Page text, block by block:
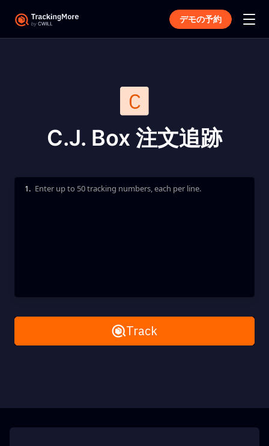
デモの予約
C.J. Box 注文追跡
Enter up to 50 tracking numbers, each per line.
1.
Remove AllTrack